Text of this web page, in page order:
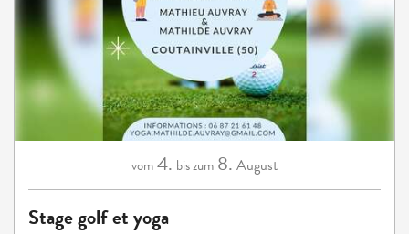
vom4. bis zum 8. August
Stage golf et yoga